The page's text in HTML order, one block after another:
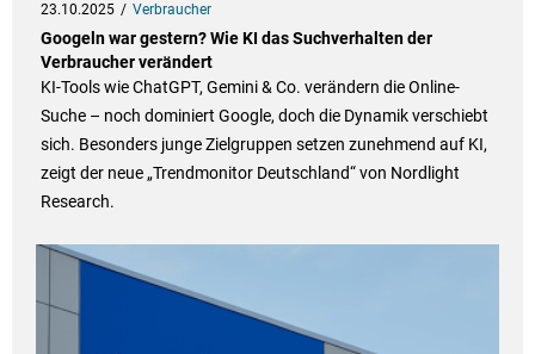
23.10.2025 Verbraucher
Googeln war gestern? Wie KI das Suchverhalten der
Verbraucher verändert
KI-Tools wie ChatGPT, Gemini & Co. verändern die Online-
Suche – noch dominiert Google, doch die Dynamik verschiebt
sich. Besonders junge Zielgruppen setzen zunehmend auf KI,
zeigt der neue „Trendmonitor Deutschland“ von Nordlight
Research.